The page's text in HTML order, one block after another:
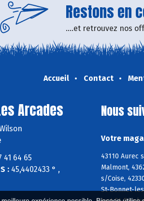
Restons en
....et retrouvez nos
Accueil Contact
Arcades
41 64 65
: 45,4402433 ° ,
Nous
Votre
43110 Aurec
Malmont,
s/Coise,
St-Bonnet-